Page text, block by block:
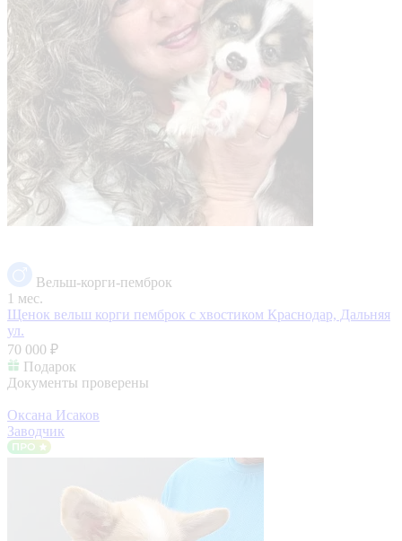
Вельш-корги-пемброк
1 мес.
Щенок вельш корги пемброк с хвостиком Краснодар, Дальняя
ул.
70 000 ₽
Подарок
Документы проверены
Оксана Исаков
Заводчик